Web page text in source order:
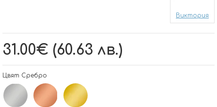
31.00€ (60.63 лв.)
Виктория
Цвят Сребро